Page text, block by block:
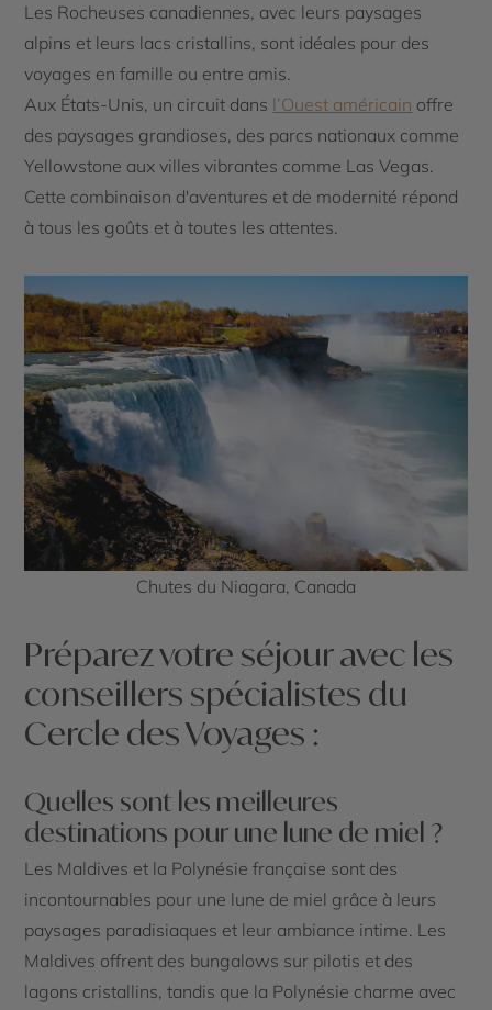
Les Rocheuses canadiennes, avec leurs paysages
alpins et leurs lacs cristallins, sont idéales pour des
voyages en famille ou entre amis.
Aux États-Unis, un circuit dans l’Ouest américain offre
des paysages grandioses, des parcs nationaux comme
Yellowstone aux villes vibrantes comme Las Vegas.
Cette combinaison d'aventures et de modernité répond
à tous les goûts et à toutes les attentes.
Chutes du Niagara, Canada
Préparez votre séjour avec les
conseillers spécialistes du
Cercle des Voyages :
Quelles sont les meilleures
destinations pour une lune de miel ?
Les Maldives et la Polynésie française sont des
incontournables pour une lune de miel grâce à leurs
paysages paradisiaques et leur ambiance intime. Les
Maldives offrent des bungalows sur pilotis et des
lagons cristallins, tandis que la Polynésie charme avec